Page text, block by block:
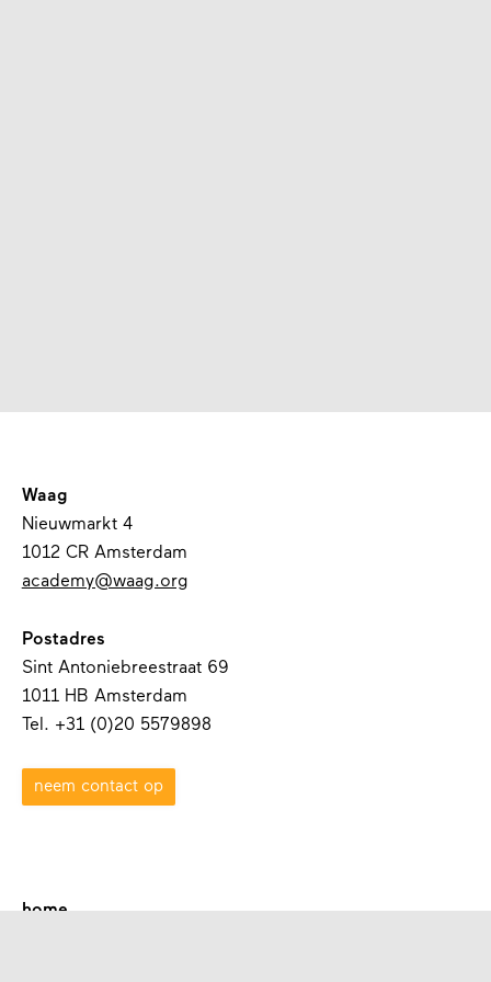
Waag
Nieuwmarkt 4
1012 CR Amsterdam
academy@waag.org
Postadres
Sint Antoniebreestraat 69
1011 HB Amsterdam
Tel. +31 (0)20 5579898
neem contact op
home